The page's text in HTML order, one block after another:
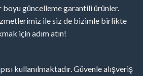
boyu güncelleme garantili ürünler.
ile siz de bizimle birlikte
için adım atın!
kullanılmaktadır. Güvenle alışveriş